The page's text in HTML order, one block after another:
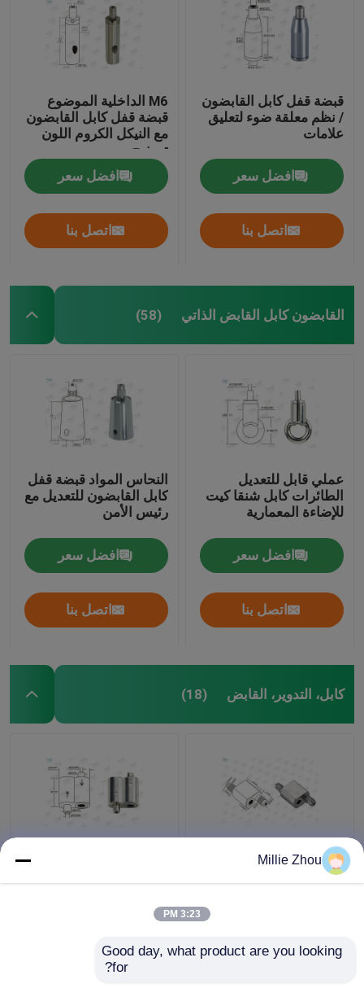
قبضة قفل كابل القابضون
/ نظم معلقة ضوء لتعليق
علامات
افضل سعر
اتصل بنا
M6 الداخلية الموضوع
قبضة قفل كابل القابضون
مع النيكل الكروم اللون
تصفيح
افضل سعر
اتصل بنا
القابضون كابل القابض الذاتي (58)
عملي قابل للتعديل
الطائرات كابل شنقا كيت
للإضاءة المعمارية
افضل سعر
اتصل بنا
النحاس المواد قبضة قفل
كابل القابضون للتعديل مع
رئيس الأمن
افضل سعر
اتصل بنا
كابل، التدوير، القابض (18)
20 * 20 مم تعليق الإضاءة
Millie Zhou
3:23 PM
Good day, what product are you looking
for?